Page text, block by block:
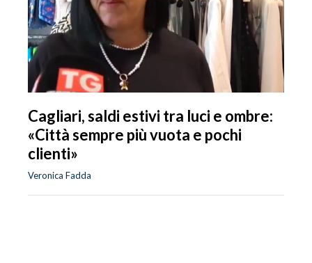
Cagliari, saldi estivi tra luci e ombre:
«Città sempre più vuota e pochi
clienti»
Veronica Fadda